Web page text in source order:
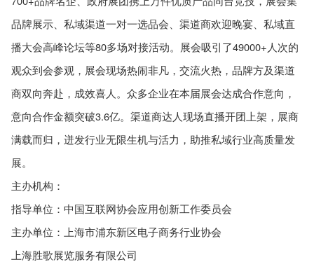
品牌展示、私域渠道一对一选品会、渠道商欢迎晚宴、私域直
播大会高峰论坛等80多场对接活动。展会吸引了49000+人次的
观众到会参观，展会现场热闹非凡，交流火热，品牌方及渠道
商双向奔赴，成效喜人。众多企业在本届展会达成合作意向，
意向合作金额突破3.6亿。渠道商达人现场直播开团上架，展商
满载而归，迸发行业无限生机与活力，助推私域行业高质量发
展。
主办机构：
指导单位：中国互联网协会应用创新工作委员会
主办单位：上海市浦东新区电子商务行业协会
上海胜歌展览服务有限公司